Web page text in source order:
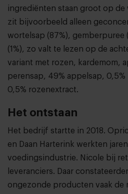
ingrediënten staan groot op de
zit bijvoorbeeld alleen
wortelsap (87%), gemberpuree
(1%), zo valt te lezen op de
variant met rozen, kardemom,
perensap, 49% appelsap,
0,5% rozenextract.
Het ontstaan
Het bedrijf startte in 2018.
en Daan Harterink werkten
voedingsindustrie. Nicole bij
leveranciers. Daar
ongezonde producten vaak de